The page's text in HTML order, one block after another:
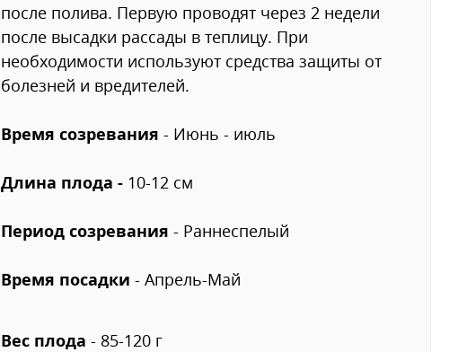
после полива. Первую проводят через 2 недели
после высадки рассады в теплицу. При
необходимости используют средства защиты от
болезней и вредителей.
Время созревания - Июнь - июль
Длина плода - 10-12 см
Период созревания - Раннеспелый
Время посадки - Апрель-Май
Вес плода - 85-120 г